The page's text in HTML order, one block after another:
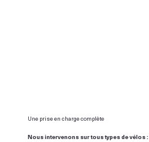
Une prise en charge complète
Nous intervenons sur tous types de vélos :